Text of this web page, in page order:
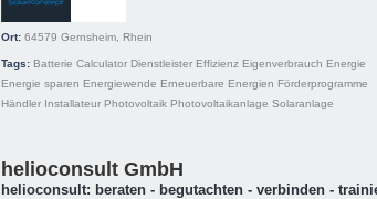
Ort: 64579 Gernsheim, Rhein
Tags: Batterie Calculator Dienstleister Effizienz Eigenverbrauch Energie
Energie sparen Energiewende Erneuerbare Energien Förderprogramme
Händler Installateur Photovoltaik Photovoltaikanlage Solaranlage
helioconsult GmbH
helioconsult: beraten - begutachten - verbinden -